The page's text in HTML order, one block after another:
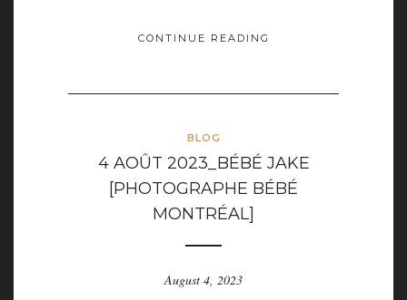
CONTINUE READING
BLOG
4 AOÛT 2023_BÉBÉ JAKE
[PHOTOGRAPHE BÉBÉ
MONTRÉAL]
August 4, 2023